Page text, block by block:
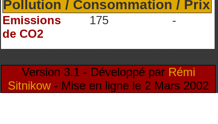
Pollution / Consommation / Prix
Emissions
de CO2
175 -
Version 3.1 - Développé par Rémi
Sitnikow- Mise en ligne le 2 Mars 2002